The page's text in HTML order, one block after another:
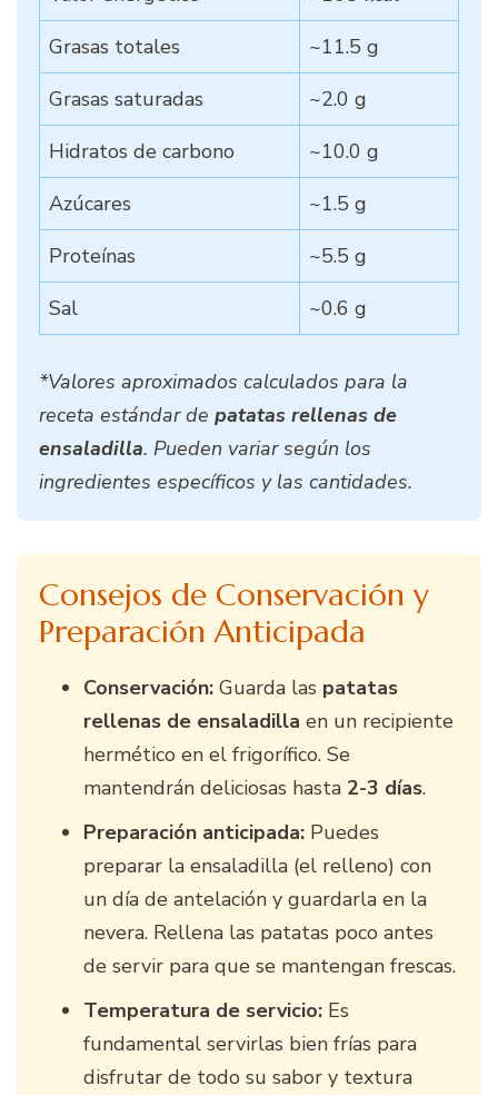
Grasas totales
~11.5 g
Grasas saturadas
~2.0 g
Hidratos de carbono
~10.0 g
Azúcares
~1.5 g
Proteínas
~5.5 g
Sal
~0.6 g
*Valores aproximados calculados para la
receta estándar de patatas rellenas de
ensaladilla. Pueden variar según los
ingredientes específicos y las cantidades.
Consejos de Conservación y
Preparación Anticipada
Conservación: Guarda las patatas
rellenas de ensaladilla en un recipiente
hermético en el frigorífico. Se
mantendrán deliciosas hasta 2-3 días.
Preparación anticipada: Puedes
preparar la ensaladilla (el relleno) con
un día de antelación y guardarla en la
nevera. Rellena las patatas poco antes
de servir para que se mantengan frescas.
Temperatura de servicio: Es
fundamental servirlas bien frías para
disfrutar de todo su sabor y textura